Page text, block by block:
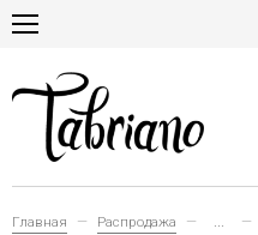
Главная Распродажа